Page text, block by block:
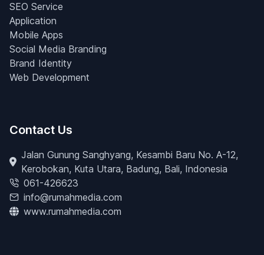
SEO Service
Application
Mobile Apps
Social Media Branding
Brand Identity
Web Development
Contact Us
Jalan Gunung Sanghyang, Kesambi Baru No. A-12,
Kerobokan, Kuta Utara, Badung, Bali, Indonesia
061-426623
info@rumahmedia.com
www.rumahmedia.com